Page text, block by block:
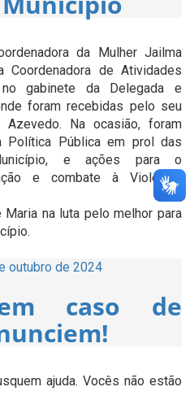
da Mulher Jailma
Coordenadora de Atividades
gabinete da Delegada e
foram recebidas pelo seu
Na ocasião, foram
Política Pública em prol das
e ações para o
e combate à Violência
na luta pelo melhor para
outubro de 2024
caso de
ajuda. Vocês não estão